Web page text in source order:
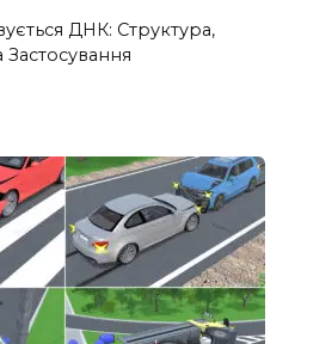
ДНК: Структура,
Застосування